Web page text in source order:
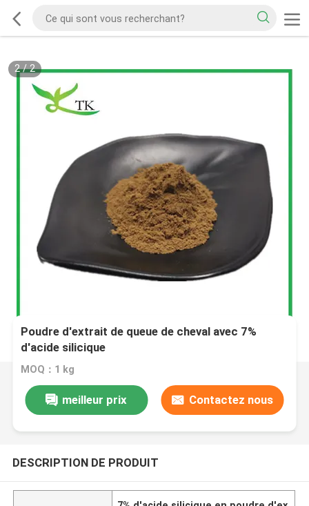
2/2
Poudre d'extrait de queue de cheval avec 7%
d'acide silicique
MOQ：1 kg
meilleur prix Contactez nous
DESCRIPTION DE PRODUIT